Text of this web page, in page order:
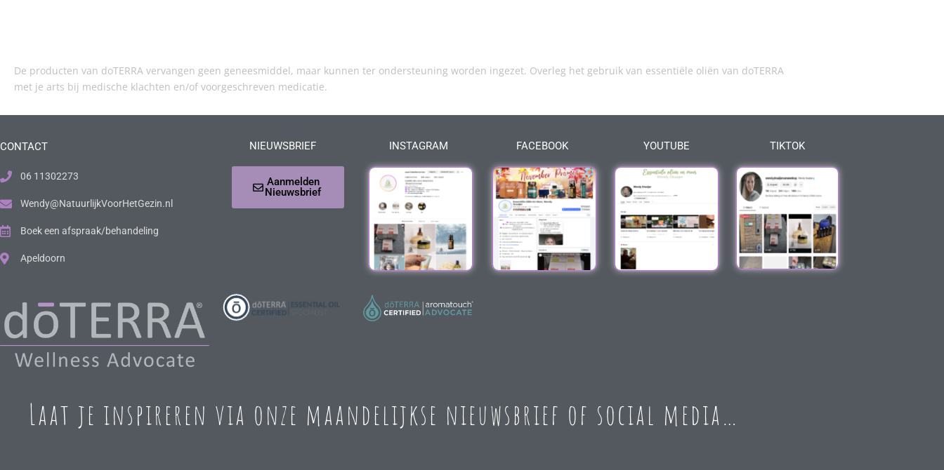
De producten van doTERRA vervangen geen geneesmiddel, maar kunnen ter ondersteuning worden ingezet. Overleg het gebruik van essentiële oliën van doTERRA
met je arts bij medische klachten en/of voorgeschreven medicatie.
CONTACT
06 11302273
Wendy@NatuurlijkVoorHetGezin.nl
Boek een afspraak/behandeling
Apeldoorn
NIEUWSBRIEF
Aanmelden
Nieuwsbrief
INSTAGRAM FACEBOOK YOUTUBE TIKTOK
Laat je inspireren via onze maandelijkse nieuwsbrief of social media…